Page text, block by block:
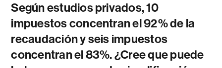
Según estudios privados, 10
impuestos concentran el 92% de la
recaudación y seis impuestos
concentran el 83%. ¿Cree que puede